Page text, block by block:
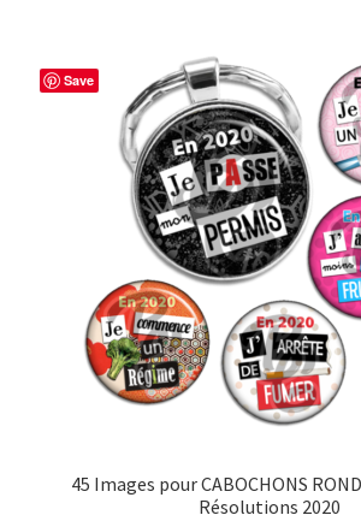
Save
45 Images pour CABOCHONS
Résolutions 2020